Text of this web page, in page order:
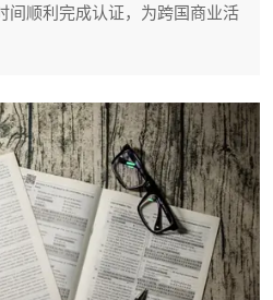
间顺利完成认证，为跨国商业活